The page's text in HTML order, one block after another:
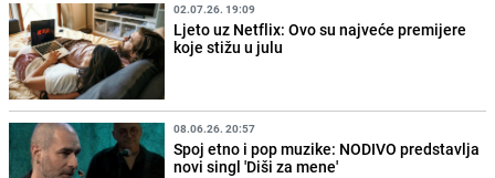
02.07.26. 19:09
Ljeto uz Netflix: Ovo su najveće premijere
koje stižu u julu
08.06.26. 20:57
Spoj etno i pop muzike: NODIVO predstavlja
novi singl 'Diši za mene'